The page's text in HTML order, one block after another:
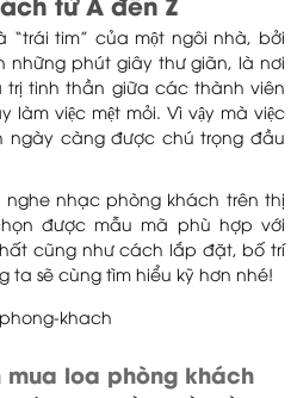
từ A đến Z
“trái tim” của một ngôi nhà, bởi
những phút giây thư giãn, là nơi
trị tinh thần giữa các thành viên
làm việc mệt mỏi. Vì vậy mà việc
ngày càng được chú trọng đầu
nhạc phòng khách trên thị
được mẫu mã phù hợp với
cũng như cách lắp đặt, bố trí
ta sẽ cùng tìm hiểu kỹ hơn nhé!
mua loa phòng khách